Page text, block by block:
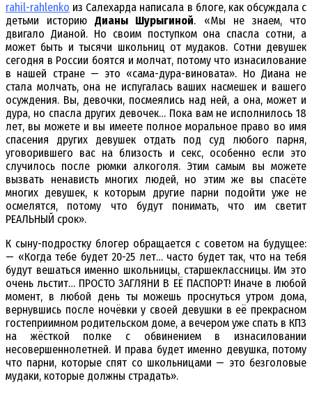
rahil-rahlenko из Салехарда написала в блоге, как обсуждала с
детьми историюДианы Шурыгиной. «Мы не знаем, что
двигало Дианой. Но своим поступком она спасла сотни, а
может быть и тысячи школьниц от мудаков. Сотни девушек
сегодня в России боятся и молчат, потому что изнасилование
в нашей стране — это «сама-дура-виновата». Но Диана не
стала молчать, она не испугалась ваших насмешек и вашего
осуждения. Вы, девочки, посмеялись над ней, а она, может и
дура, но спасла других девочек… Пока вам не исполнилось 18
лет, вы можете и вы имеете полное моральное право во имя
спасения других девушек отдать под суд любого парня,
уговорившего вас на близость и секс, особенно если это
случилось после рюмки алкоголя. Этим самым вы можете
вызвать ненависть многих людей, но этим же вы спасёте
многих девушек, к которым другие парни подойти уже не
осмелятся, потому что будут понимать, что им светит
РЕАЛЬНЫЙ срок».
К сыну-подростку блогер обращается с советом на будущее:
— «Когда тебе будет 20-25 лет… часто будет так, что на тебя
будут вешаться именно школьницы, старшеклассницы. Им это
очень льстит… ПРОСТО ЗАГЛЯНИ В ЕЁ ПАСПОРТ! Иначе в любой
момент, в любой день ты можешь проснуться утром дома,
вернувшись после ночёвки у своей девушки в её прекрасном
гостеприимном родительском доме, а вечером уже спать в КПЗ
на жёсткой полке с обвинением в изнасиловании
несовершеннолетней. И права будет именно девушка, потому
что парни, которые спят со школьницами — это безголовые
мудаки, которые должны страдать».